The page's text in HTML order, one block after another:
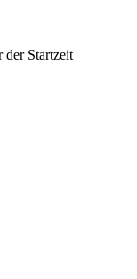
der Startzeit